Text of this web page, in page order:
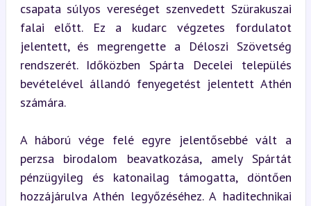
csapata súlyos vereséget szenvedett Szürakuszai
falai előtt. Ez a kudarc végzetes fordulatot
jelentett, és megrengette a Déloszi Szövetség
rendszerét. Időközben Spárta Decelei település
bevételével állandó fenyegetést jelentett Athén
számára.
A háború vége felé egyre jelentősebbé vált a
perzsa birodalom beavatkozása, amely Spártát
pénzügyileg és katonailag támogatta, döntően
hozzájárulva Athén legyőzéséhez. A haditechnikai